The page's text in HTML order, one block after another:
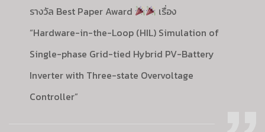
รางวัล Best Paper Award
เรื่อง
“Hardware-in-the-Loop (HIL) Simulation of
Single-phase Grid-tied Hybrid PV-Battery
Inverter with Three-state Overvoltage
Controller”